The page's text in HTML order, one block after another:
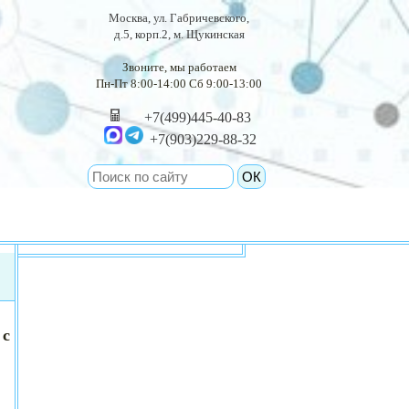
Москва, ул. Габричевского,
д.5, корп.2, м. Щукинская
Звоните, мы работаем
Пн-Пт 8:00-14:00 Сб 9:00-13:00
+7(499)445-40-83
+7(903)229-88-32